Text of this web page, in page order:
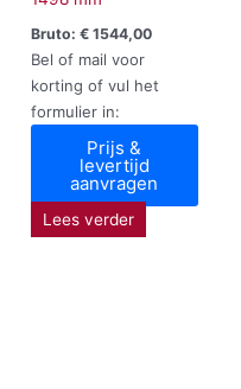
Bruto: €1544,00
Bel of mail voor
korting of vul het
formulier in:
Prijs &
levertijd
aanvragen
Lees verder